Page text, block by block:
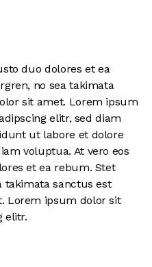
duo dolores et ea
no sea takimata
sit amet. Lorem ipsum
elitr, sed diam
ut labore et dolore
voluptua. At vero eos
et ea rebum. Stet
takimata sanctus est
Lorem ipsum dolor sit
elitr.